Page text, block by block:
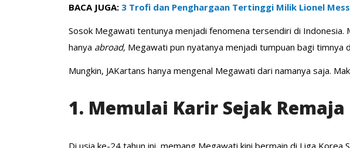
BACA JUGA: 3 Trofi dan Penghargaan Tertinggi Milik Lionel
Sosok Megawati tentunya menjadi fenomena tersendiri di
hanya abroad, Megawati pun nyatanya menjadi tumpuan bagi timnya
Mungkin, JAKartans hanya mengenal Megawati dari namanya saja.
1. Memulai Karir Sejak Remaja
Di usia ke-24 tahun ini, memang Megawati kini bermain di Liga